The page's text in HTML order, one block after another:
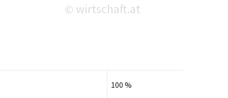
© wirtschaft.at
100 %